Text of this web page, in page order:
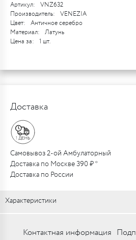
Артикул:
VNZ632
Производитель:
VENEZIA
Цвет:
Античное серебро
Материал:
Латунь
Цена за:
1 шт.
Доставка
Самовывоз 2-ой Амбулаторный
Доставка по Москве 390 ₽ *
Доставка по России
Характеристики
Контактная информация